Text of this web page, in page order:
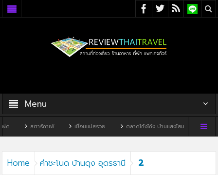
Menu
สตาร์คาเฟ่ เขื่อนแม่สรวย ตลาดโก้งโค้ง บ้านแสงโสม ทิวผาค
Home คำชะโนด บ้านดุง อุดรธานี 2